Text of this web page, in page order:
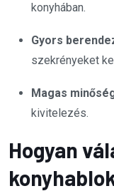
konyhában.
Gyors
szekrényeket
Magas
kivitelezés.
Hogyan